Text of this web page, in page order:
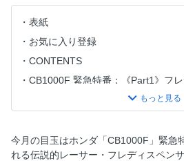
表紙
お気に入り登録
CONTENTS
CB1000F 緊急特番：《Part1》フ
CB1000F 緊急特番：《Part2》〝F
CB1000F 緊急特番：《Part3》〝F
て初優勝！
今月の目玉はホンダ「CB1000F」緊急
れる伝説的レーサー・フレディスペン